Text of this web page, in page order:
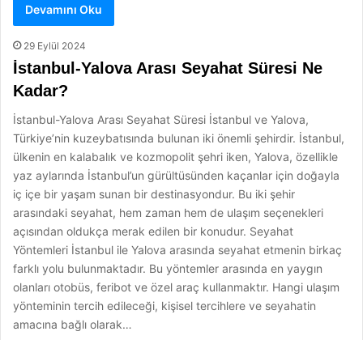
Devamını Oku
29 Eylül 2024
İstanbul-Yalova Arası Seyahat Süresi Ne
Kadar?
İstanbul-Yalova Arası Seyahat Süresi İstanbul ve Yalova,
Türkiye’nin kuzeybatısında bulunan iki önemli şehirdir. İstanbul,
ülkenin en kalabalık ve kozmopolit şehri iken, Yalova, özellikle
yaz aylarında İstanbul’un gürültüsünden kaçanlar için doğayla
iç içe bir yaşam sunan bir destinasyondur. Bu iki şehir
arasındaki seyahat, hem zaman hem de ulaşım seçenekleri
açısından oldukça merak edilen bir konudur. Seyahat
Yöntemleri İstanbul ile Yalova arasında seyahat etmenin birkaç
farklı yolu bulunmaktadır. Bu yöntemler arasında en yaygın
olanları otobüs, feribot ve özel araç kullanmaktır. Hangi ulaşım
yönteminin tercih edileceği, kişisel tercihlere ve seyahatin
amacına bağlı olarak…